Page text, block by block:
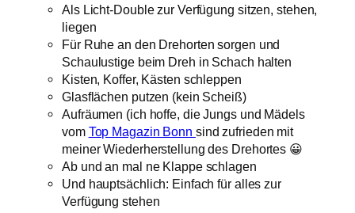
Als Licht-Double zur Verfügung sitzen, stehen,
liegen
Für Ruhe an den Drehorten sorgen und
Schaulustige beim Dreh in Schach halten
Kisten, Koffer, Kästen schleppen
Glasflächen putzen (kein Scheiß)
Aufräumen (ich hoffe, die Jungs und Mädels
vom Top Magazin Bonn sind zufrieden mit
meiner Wiederherstellung des Drehortes 😀
Ab und an mal ne Klappe schlagen
Und hauptsächlich: Einfach für alles zur
Verfügung stehen